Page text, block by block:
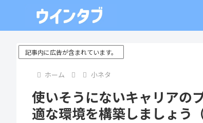
記事内に広告が含まれています。
ホーム 小ネタ
使いそうにないキャリアの
適な環境を構築しましょう